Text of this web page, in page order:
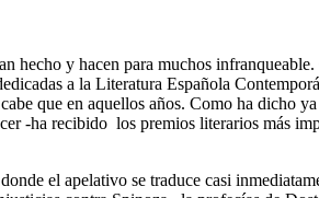
hecho y hacen para muchos
a la Literatura Española
que en aquellos años. Como ha dicho
-ha recibido los premios literarios más
el apelativo se traduce casi